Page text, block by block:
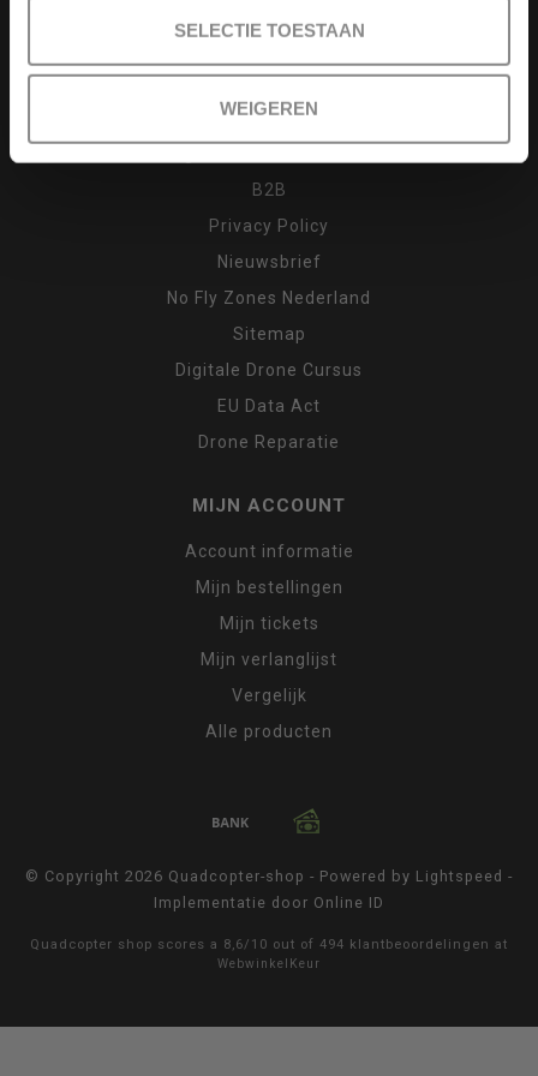
SELECTIE TOESTAAN
WEIGEREN
Inruilen
Retour
B2B
Privacy Policy
Nieuwsbrief
No Fly Zones Nederland
Sitemap
Digitale Drone Cursus
EU Data Act
Drone Reparatie
MIJN ACCOUNT
Account informatie
Mijn bestellingen
Mijn tickets
Mijn verlanglijst
Vergelijk
Alle producten
© Copyright 2026 Quadcopter-shop - Powered by Lightspeed -
Implementatie door Online ID
Quadcopter shop scores a 8,6/ 10 out of 494 klantbeoordelingen at
WebwinkelKeur